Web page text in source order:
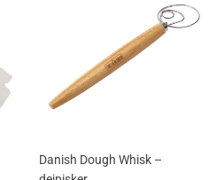
Danish Dough Whisk –